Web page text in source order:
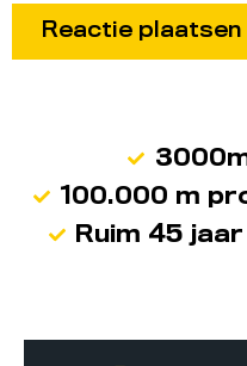
100.000 m
Ruim 45